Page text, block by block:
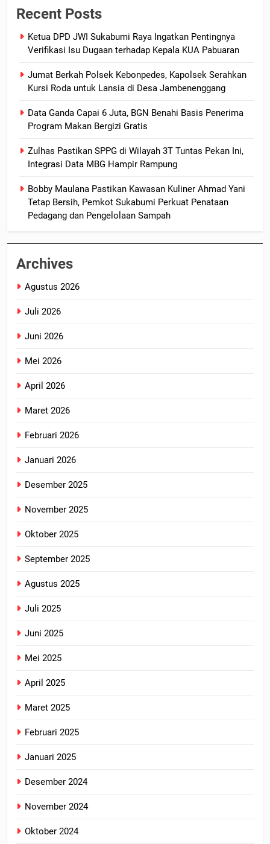
Recent Posts
Ketua DPD JWI Sukabumi Raya Ingatkan Pentingnya
Verifikasi Isu Dugaan terhadap Kepala KUA Pabuaran
Jumat Berkah Polsek Kebonpedes, Kapolsek Serahkan
Kursi Roda untuk Lansia di Desa Jambenenggang
Data Ganda Capai 6 Juta, BGN Benahi Basis Penerima
Program Makan Bergizi Gratis
Zulhas Pastikan SPPG di Wilayah 3T Tuntas Pekan Ini,
Integrasi Data MBG Hampir Rampung
Bobby Maulana Pastikan Kawasan Kuliner Ahmad Yani
Tetap Bersih, Pemkot Sukabumi Perkuat Penataan
Pedagang dan Pengelolaan Sampah
Archives
Agustus 2026
Juli 2026
Juni 2026
Mei 2026
April 2026
Maret 2026
Februari 2026
Januari 2026
Desember 2025
November 2025
Oktober 2025
September 2025
Agustus 2025
Juli 2025
Juni 2025
Mei 2025
April 2025
Maret 2025
Februari 2025
Januari 2025
Desember 2024
November 2024
Oktober 2024